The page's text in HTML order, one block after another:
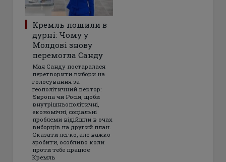
Кремль пошили в
дурні: Чому у
Молдові знову
перемогла Санду
Мая Санду постаралася
перетворити вибори на
голосування за
геополітичний вектор:
Європа чи Росія, щоби
внутрішньополітичні,
економічні, соціальні
проблеми відійшли в очах
виборців на другий план.
Сказати легко, але важко
зробити, особливо коли
проти тебе працює
Кремль